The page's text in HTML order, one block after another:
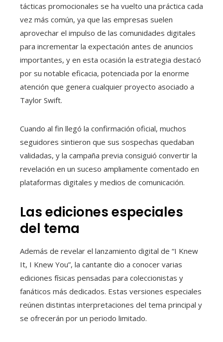
tácticas promocionales se ha vuelto una práctica cada
vez más común, ya que las empresas suelen
aprovechar el impulso de las comunidades digitales
para incrementar la expectación antes de anuncios
importantes, y en esta ocasión la estrategia destacó
por su notable eficacia, potenciada por la enorme
atención que genera cualquier proyecto asociado a
Taylor Swift.
Cuando al fin llegó la confirmación oficial, muchos
seguidores sintieron que sus sospechas quedaban
validadas, y la campaña previa consiguió convertir la
revelación en un suceso ampliamente comentado en
plataformas digitales y medios de comunicación.
Las ediciones especiales
del tema
Además de revelar el lanzamiento digital de “I Knew
It, I Knew You”, la cantante dio a conocer varias
ediciones físicas pensadas para coleccionistas y
fanáticos más dedicados. Estas versiones especiales
reúnen distintas interpretaciones del tema principal y
se ofrecerán por un periodo limitado.